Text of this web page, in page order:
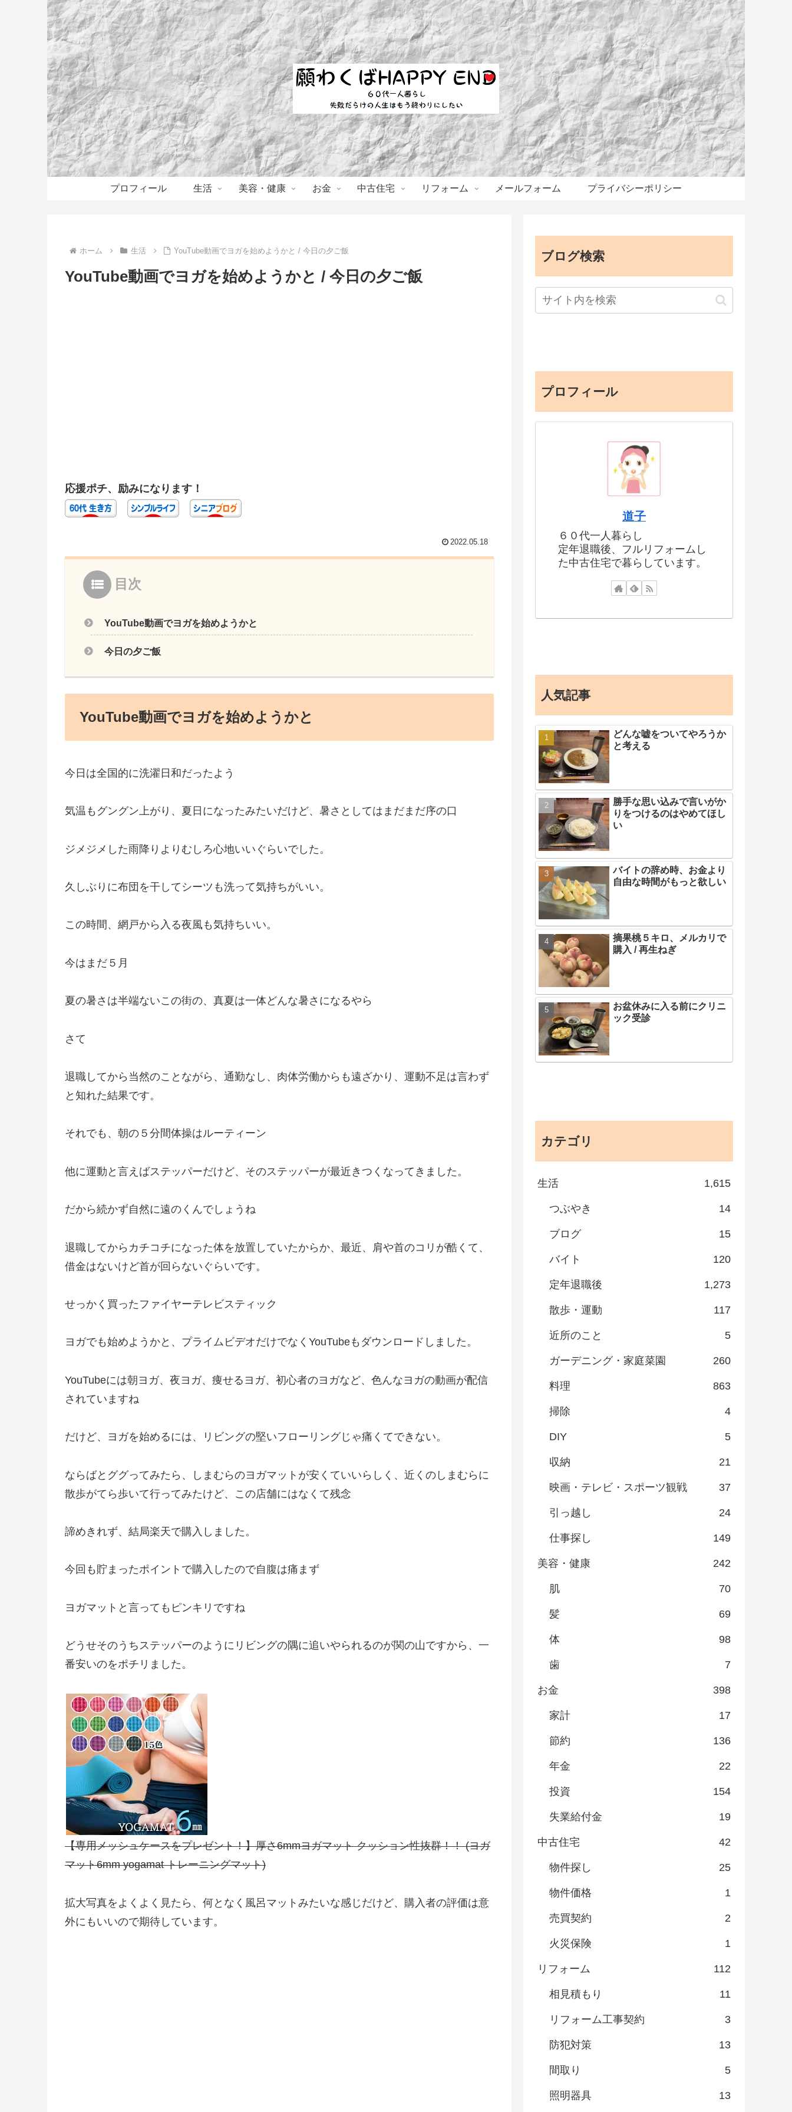
プロフィール 生活 美容・健康 お金 中古住宅 リフォーム メールフォーム プライバシーポリシー
ホーム 生活 YouTube動画でヨガを始めようかと / 今日の夕ご飯
YouTube動画でヨガを始めようかと / 今日の夕ご飯
応援ポチ、励みになります！
2022.05.18
目次
YouTube動画でヨガを始めようかと
今日の夕ご飯
YouTube動画でヨガを始めようかと
今日は全国的に洗濯日和だったよう
気温もグングン上がり、夏日になったみたいだけど、暑さとしてはまだまだ序の口
ジメジメした雨降りよりむしろ心地いいぐらいでした。
久しぶりに布団を干してシーツも洗って気持ちがいい。
この時間、網戸から入る夜風も気持ちいい。
今はまだ５月
夏の暑さは半端ないこの街の、真夏は一体どんな暑さになるやら
さて
退職してから当然のことながら、通勤なし、肉体労働からも遠ざかり、運動不足は言わず
と知れた結果です。
それでも、朝の５分間体操はルーティーン
他に運動と言えばステッパーだけど、そのステッパーが最近きつくなってきました。
だから続かず自然に遠のくんでしょうね
退職してからカチコチになった体を放置していたからか、最近、肩や首のコリが酷くて、
借金はないけど首が回らないぐらいです。
せっかく買ったファイヤーテレビスティック
ヨガでも始めようかと、プライムビデオだけでなくYouTubeもダウンロードしました。
YouTubeには朝ヨガ、夜ヨガ、痩せるヨガ、初心者のヨガなど、色んなヨガの動画が配信
されていますね
だけど、ヨガを始めるには、リビングの堅いフローリングじゃ痛くてできない。
ならばとググってみたら、しまむらのヨガマットが安くていいらしく、近くのしまむらに
散歩がてら歩いて行ってみたけど、この店舗にはなくて残念
諦めきれず、結局楽天で購入しました。
今回も貯まったポイントで購入したので自腹は痛まず
ヨガマットと言ってもピンキリですね
どうせそのうちステッパーのようにリビングの隅に追いやられるのが関の山ですから、一
番安いのをポチリました。
【専用メッシュケースをプレゼント！】厚さ6mmヨガマット クッション性抜群！！ (ヨガ
マット6mm yogamat トレーニングマット)
拡大写真をよくよく見たら、何となく風呂マットみたいな感じだけど、購入者の評価は意
外にもいいので期待しています。
ブログ検索
プロフィール
道子
６０代一人暮らし
定年退職後、フルリフォームし
た中古住宅で暮らしています。
人気記事
どんな嘘をついてやろうか
と考える
勝手な思い込みで言いがか
りをつけるのはやめてほし
い
バイトの辞め時、お金より
自由な時間がもっと欲しい
摘果桃５キロ、メルカリで
購入 / 再生ねぎ
お盆休みに入る前にクリニ
ック受診
カテゴリ
生活 1,615
つぶやき 14
ブログ 15
バイト 120
定年退職後 1,273
散歩・運動 117
近所のこと 5
ガーデニング・家庭菜園 260
料理 863
掃除 4
DIY 5
収納 21
映画・テレビ・スポーツ観戦 37
引っ越し 24
仕事探し 149
美容・健康 242
肌 70
髪 69
体 98
歯 7
お金 398
家計 17
節約 136
年金 22
投資 154
失業給付金 19
中古住宅 42
物件探し 25
物件価格 1
売買契約 2
火災保険 1
リフォーム 112
相見積もり 11
リフォーム工事契約 3
防犯対策 13
間取り 5
照明器具 13